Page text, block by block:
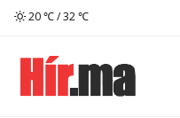
20 ℃ / 32 ℃